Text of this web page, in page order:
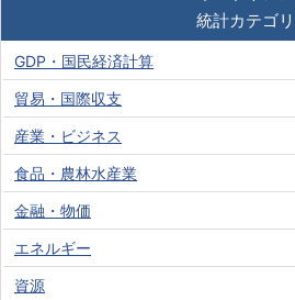
統計カテゴリ
GDP・国民経済計算
貿易・国際収支
産業・ビジネス
食品・農林水産業
金融・物価
エネルギー
資源